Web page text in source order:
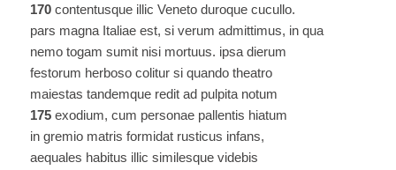
170contentusque illic Veneto duroque cucullo.
pars magna Italiae est, si verum admittimus, in qua
nemo togam sumit nisi mortuus. ipsa dierum
festorum herboso colitur si quando theatro
maiestas tandemque redit ad pulpita notum
175exodium, cum personae pallentis hiatum
in gremio matris formidat rusticus infans,
aequales habitus illic similesque videbis